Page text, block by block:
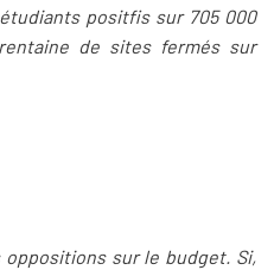
positfis sur 705 000
de sites fermés sur
sur le budget. Si,